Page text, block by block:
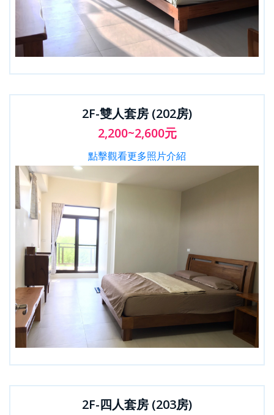
2F-雙人套房 (202房)
2,200~2,600元
點擊觀看更多照片介紹
2F-四人套房 (203房)